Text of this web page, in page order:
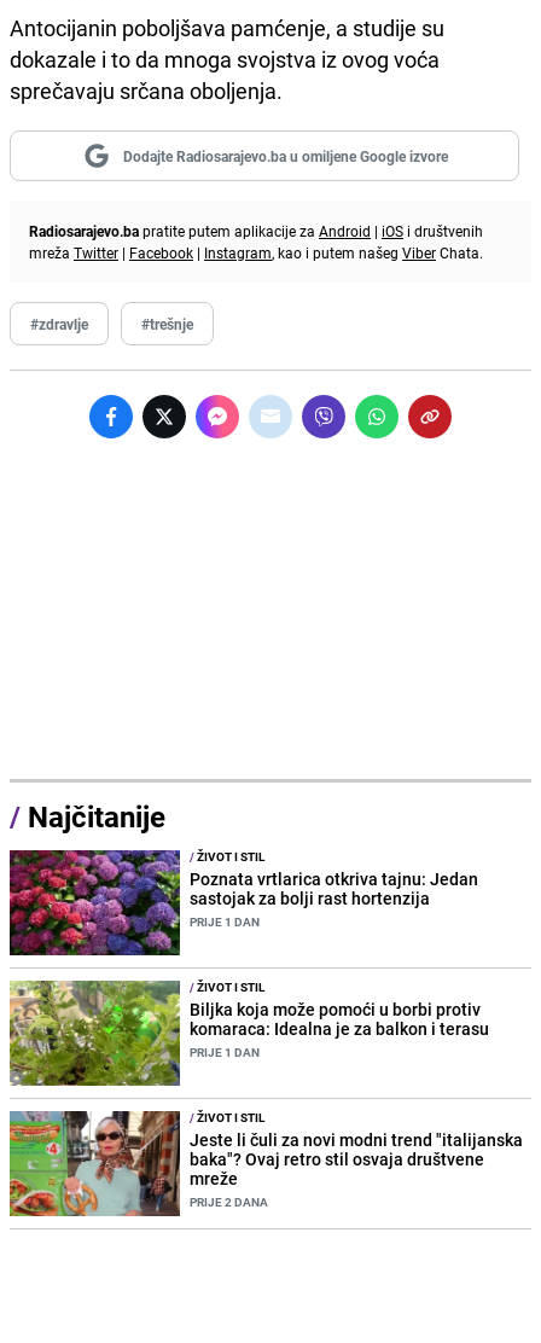
Antocijanin poboljšava pamćenje, a studije su
dokazale i to da mnoga svojstva iz ovog voća
sprečavaju srčana oboljenja.
Dodajte Radiosarajevo.ba u omiljene Google izvore
Radiosarajevo.bapratite putem aplikacije za Android | iOS i društvenih
mreža Twitter | Facebook | Instagram, kao i putem našeg ViberChata.
#zdravlje #trešnje
/ Najčitanije
/ŽIVOT I STIL
Poznata vrtlarica otkriva tajnu: Jedan
sastojak za bolji rast hortenzija
PRIJE 1 DAN
/ŽIVOT I STIL
Biljka koja može pomoći u borbi protiv
komaraca: Idealna je za balkon i terasu
PRIJE 1 DAN
/ŽIVOT I STIL
Jeste li čuli za novi modni trend "italijanska
baka"? Ovaj retro stil osvaja društvene
mreže
PRIJE 2 DANA